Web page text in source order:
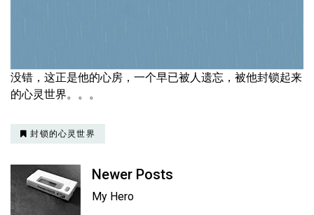
没错，这正是他的心房，一个早已被人遗忘，被他封锁起来
的心灵世界。。。
封锁的心灵世界
Newer Posts
My Hero